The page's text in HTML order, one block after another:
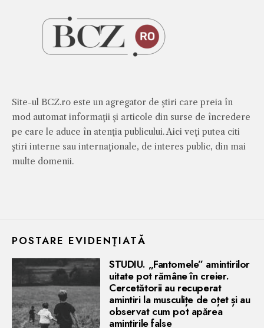
Site-ul BCZ.ro este un agregator de ştiri care preia în
mod automat informaţii şi articole din surse de încredere
pe care le aduce în atenţia publicului. Aici veţi putea citi
ştiri interne sau internaţionale, de interes public, din mai
multe domenii.
POSTARE EVIDENŢIATĂ
STUDIU. „Fantomele” amintirilor
uitate pot rămâne în creier.
Cercetătorii au recuperat
amintiri la musculițe de oțet și au
observat cum pot apărea
amintirile false